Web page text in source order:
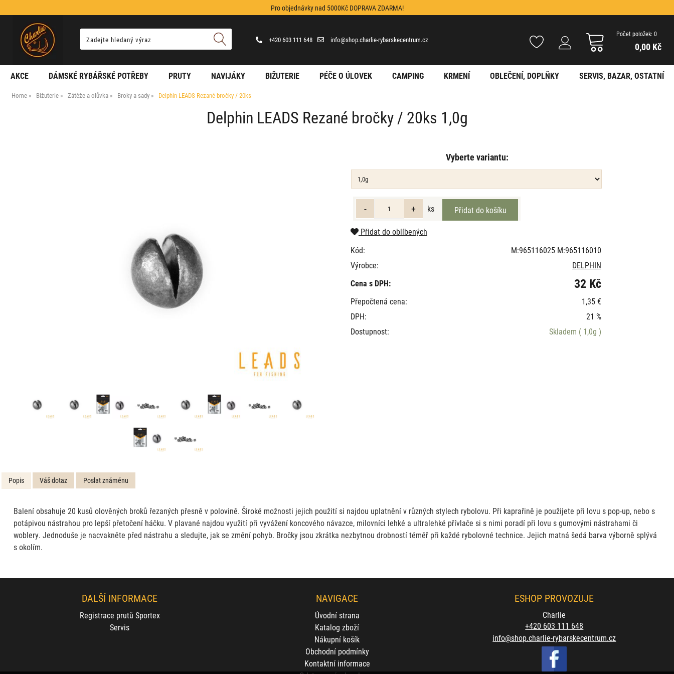
Pro objednávky nad 5000Kč DOPRAVA ZDARMA!
+420 603 111 648 info@shop.charlie-rybarskecentrum.cz
Počet položek: 0
0,00 Kč
AKCE DÁMSKÉ RYBÁŘSKÉ POTŘEBY PRUTY NAVIJÁKY BIŽUTERIE PÉČE O ÚLOVEK CAMPING KRMENÍ OBLEČENÍ, DOPLŇKY SERVIS, BAZAR, OSTATNÍ
Home Bižuterie Zátěže a olůvka Broky a sady Delphin LEADS Rezané bročky / 20ks
Delphin LEADS Rezané bročky / 20ks 1,0g
Vyberte variantu:
ks
Přidat do oblíbených
Kód:
M:965116025 M:965116010
Výrobce:
DELPHIN
Cena s DPH:
32 Kč
Přepočtená cena:
1,35 €
DPH:
21 %
Dostupnost:
Skladem ( 1,0g )
Popis Váš dotaz Poslat známénu
Balení obsahuje 20 kusů olověných broků řezaných přesně v polovině. Široké možnosti jejich použití si najdou uplatnění v různých stylech rybolovu. Při kaprařině je použijete při lovu s pop-up, nebo s
potápivou nástrahou pro lepší přetočení háčku. V plavané najdou využití při vyvážení koncového návazce, milovníci lehké a ultralehké přívlače si s nimi poradí při lovu s gumovými nástrahami či
woblery. Jednoduše je nacvakněte před nástrahu a sledujte, jak se změní pohyb. Bročky jsou zkrátka nezbytnou drobností téměř při každé rybolovné technice. Jejich matná šedá barva výborně splývá
s okolím.
DALŠÍ INFORMACE
Registrace prutů Sportex
Servis
NAVIGACE
Úvodní strana
Katalog zboží
Nákupní košík
Obchodní podmínky
Kontaktní informace
ESHOP PROVOZUJE
Charlie
+420 603 111 648
info@shop.charlie-rybarskecentrum.cz